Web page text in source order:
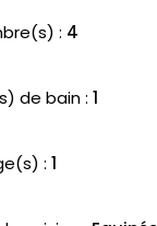
: 4
de bain : 1
: 1